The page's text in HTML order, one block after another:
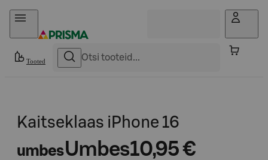
Otse sisu juurde
Tooted
Kaitseklaas iPhone 16
umbesUmbes10,95 €